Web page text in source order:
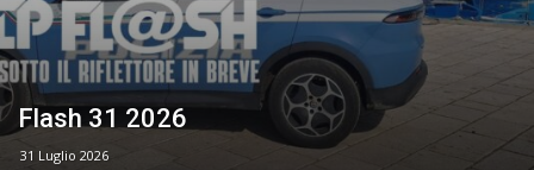
Flash 31 2026
31 Luglio 2026